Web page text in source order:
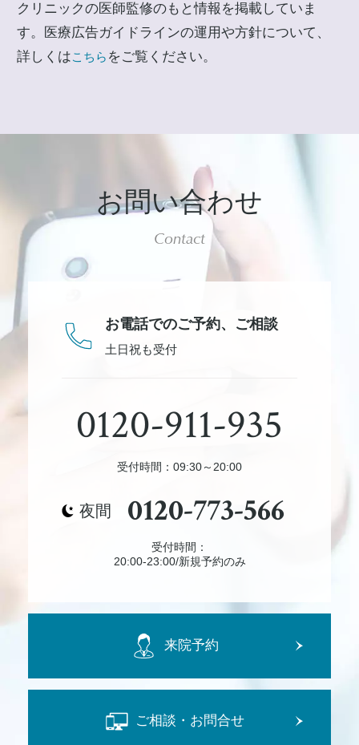
クリニックの医師監修のもと情報を掲載していま
す。医療広告ガイドラインの運用や方針について、
詳しくはこちら をご覧ください。
お問い合わせ
Contact
お電話でのご予約、 ご相談
土日祝も受付
0120-911-935
受付時間：09:30～20:00
夜間 0120-773-566
受付時間：
20:00-23:00/新規予約のみ
来院予約
ご相談・お問合せ